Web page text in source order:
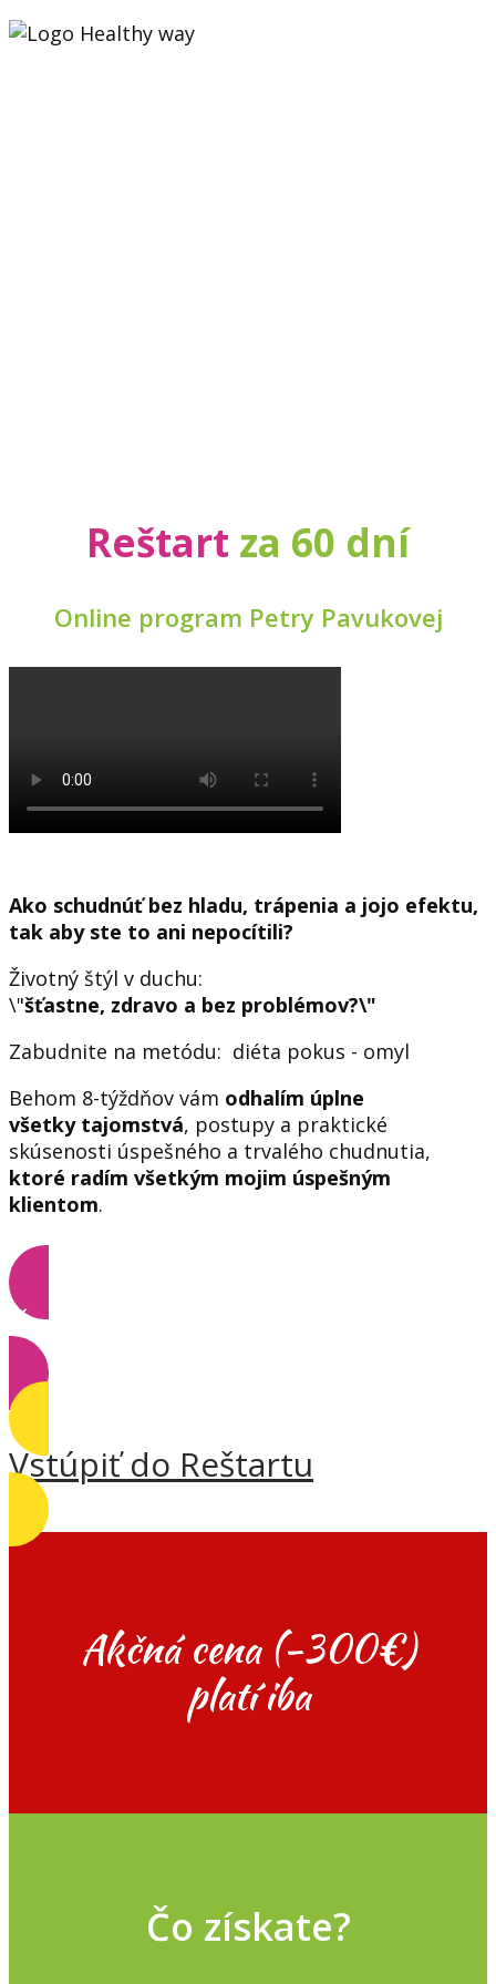
Reštart za 60 dní
Online program Petry Pavukovej
Ako schudnúť bez hladu, trápenia a jojo efektu,
tak aby ste to ani nepocítili?
Životný štýl v duchu:
\"šťastne, zdravo a bez problémov?\"
Zabudnite na metódu: diéta pokus - omyl
Behom 8-týždňov vám odhalím úplne
všetky tajomstvá, postupy a praktické
skúsenosti úspešného a trvalého chudnutia,
ktoré radím všetkým mojim úspešným
klientom.
Čo získate?
Vstúpiť do Reštartu
Akčná cena (-300€)
platí iba
Čo získate?